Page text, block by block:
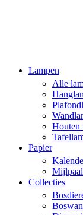
Lampen
Alle
Houten
Papier
Collecties